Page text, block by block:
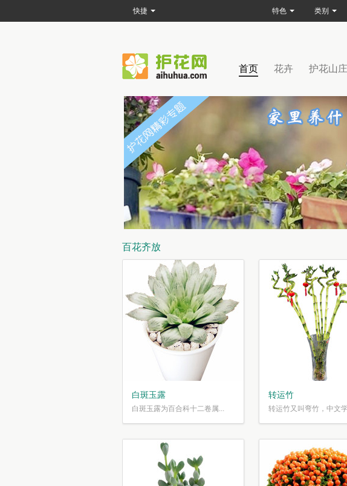
首页 花卉 护花山庄
百花齐放
白斑玉露
白斑玉露为百合科十二卷属...
转运竹
转运竹又叫弯竹，中文
快捷 特色 类别